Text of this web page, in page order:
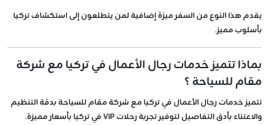
يقدم هذا النوع من السفر ميزة إضافية لمن يتطلعون إلى استكشاف تركيا
بأسلوب مميز.
بماذا تتميز خدمات رجال الأعمال في تركيا مع شركة
مقام للسياحة ؟
تتميز خدمات رجال الأعمال في تركيا مع شركة مقام للسياحة بدقة التنظيم
والاعتناء بأدق التفاصيل لتوفير تجربة رحلات VIP في تركيا بأسعار مميزة.